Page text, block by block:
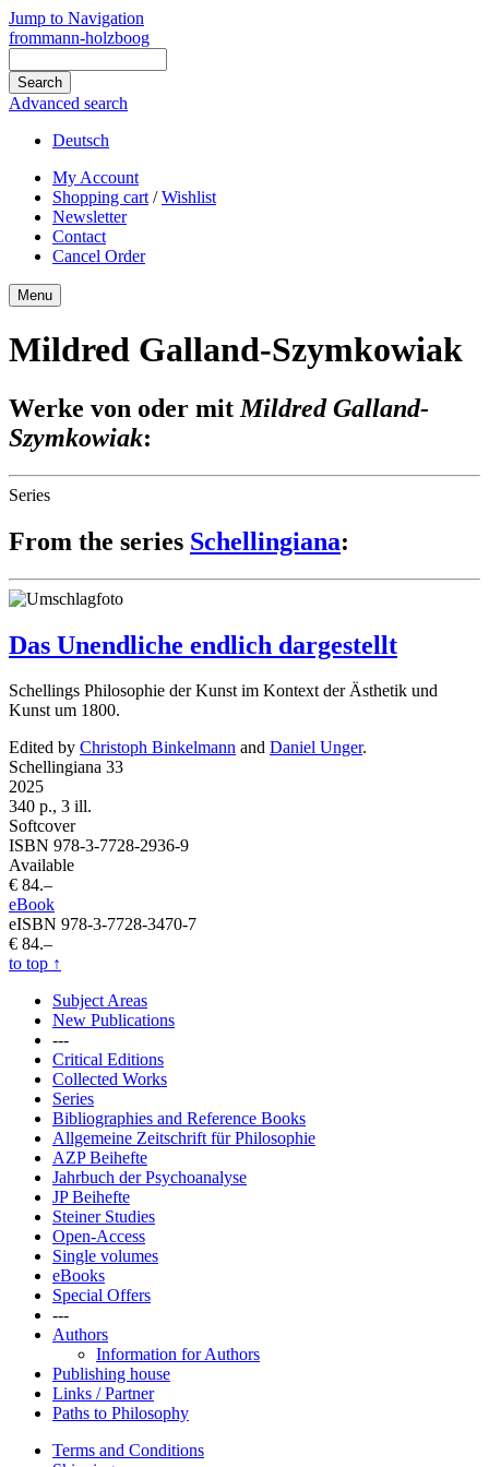
Jump to Navigation
frommann-holzboog
Advanced search
Deutsch
My Account
Shopping cart /Wishlist
Newsletter
Contact
Cancel Order
Menu
Mildred Galland-Szymkowiak
Werke von oder mit Mildred Galland-
Szymkowiak:
Series
From the series Schellingiana:
Das Unendliche endlich dargestellt
Schellings Philosophie der Kunst im Kontext der Ästhetik und
Kunst um 1800.
Edited by Christoph Binkelmann and Daniel Unger.
Schellingiana 33
2025
340 p., 3 ill.
Softcover
ISBN 978-3-7728-2936-9
Available
€ 84.–
eBook
eISBN 978-3-7728-3470-7
€ 84.–
to top ↑
Subject Areas
New Publications
---
Critical Editions
Collected Works
Series
Bibliographies and Reference Books
Allgemeine Zeitschrift für Philosophie
AZP Beihefte
Jahrbuch der Psychoanalyse
JP Beihefte
Steiner Studies
Open-Access
Single volumes
eBooks
Special Offers
---
Authors
Information for Authors
Publishing house
Links / Partner
Paths to Philosophy
Terms and Conditions